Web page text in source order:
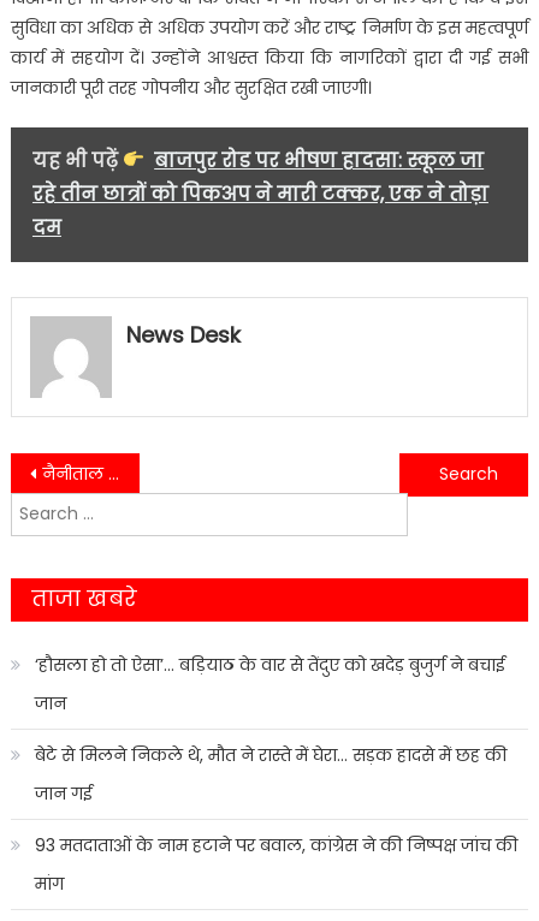
सुविधा का अधिक से अधिक उपयोग करें और राष्ट्र निर्माण के इस महत्वपूर्ण
कार्य में सहयोग दें। उन्होंने आश्वस्त किया कि नागरिकों द्वारा दी गई सभी
जानकारी पूरी तरह गोपनीय और सुरक्षित रखी जाएगी।
यह भी पढ़ें
बाजपुर रोड पर भीषण हादसा: स्कूल जा
रहे तीन छात्रों को पिकअप ने मारी टक्कर, एक ने तोड़ा
दम
News Desk
Post
navigation
नैनीताल पुलिस का सख्त एक्शन, NDPS एक्ट में मामला दर्ज….
नैनीताल में विकास योजनाओं की पड़ताल, सीएम धामी बोले—लापरवाही बर्दाश्त नहीं….
Search
for:
ताजा खबरे
‘हौसला हो तो ऐसा’… बड़ियाठ के वार से तेंदुए को खदेड़ बुजुर्ग ने बचाई
जान
बेटे से मिलने निकले थे, मौत ने रास्ते में घेरा… सड़क हादसे में छह की
जान गई
93 मतदाताओं के नाम हटाने पर बवाल, कांग्रेस ने की निष्पक्ष जांच की
मांग